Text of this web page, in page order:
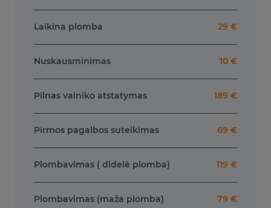
Laikina plomba 29 €
Nuskausminimas 10 €
Pilnas vainiko atstatymas 189 €
Pirmos pagalbos suteikimas 69 €
Plombavimas ( didelė plomba) 119 €
Plombavimas (maža plomba) 79 €